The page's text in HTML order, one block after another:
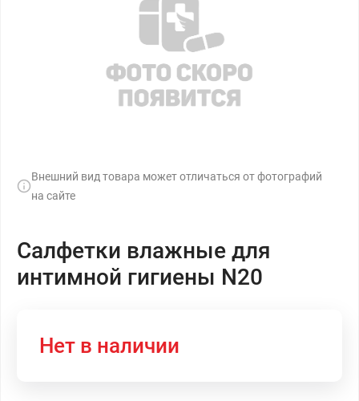
Внешний вид товара может отличаться от фотографий
на сайте
Салфетки влажные для
интимной гигиены N20
Нет в наличии